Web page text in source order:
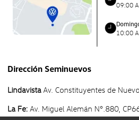
09:00
10:00
Dirección Seminuevos
LindavistaAv. Constituyentes de
La Fe: Av. Miguel Alemán N°.880,